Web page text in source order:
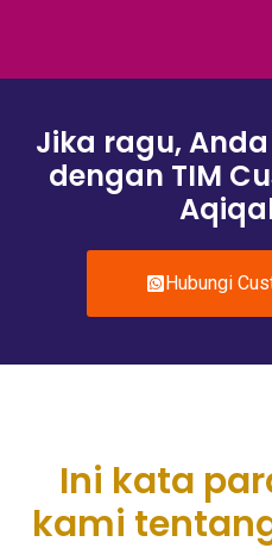
Jika ragu,
dengan TIM
Hubungi
Ini kata
kami